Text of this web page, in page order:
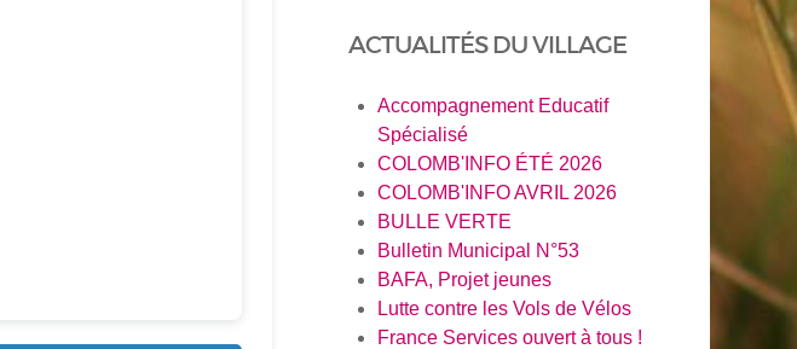
ACTUALITÉS DU VILLAGE
Accompagnement Educatif
Spécialisé
COLOMB'INFO ÉTÉ 2026
COLOMB'INFO AVRIL 2026
BULLE VERTE
Bulletin Municipal N°53
BAFA, Projet jeunes
Lutte contre les Vols de Vélos
France Services ouvert à tous !